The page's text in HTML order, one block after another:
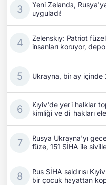
Yeni Zelanda,
uyguladı!
Zelenskıy: Patriot
insanları koruyor,
Ukrayna, bir ay içinde
Kıyiv'de yerli halklar
kimliği ve dil hakları ele
Rusya Ukrayna'yı
füze, 151 SİHA ile
Rus SİHA saldırısı
bir çocuk hayattan